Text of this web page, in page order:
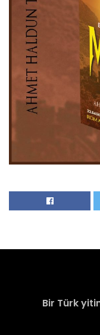
Bir Türk